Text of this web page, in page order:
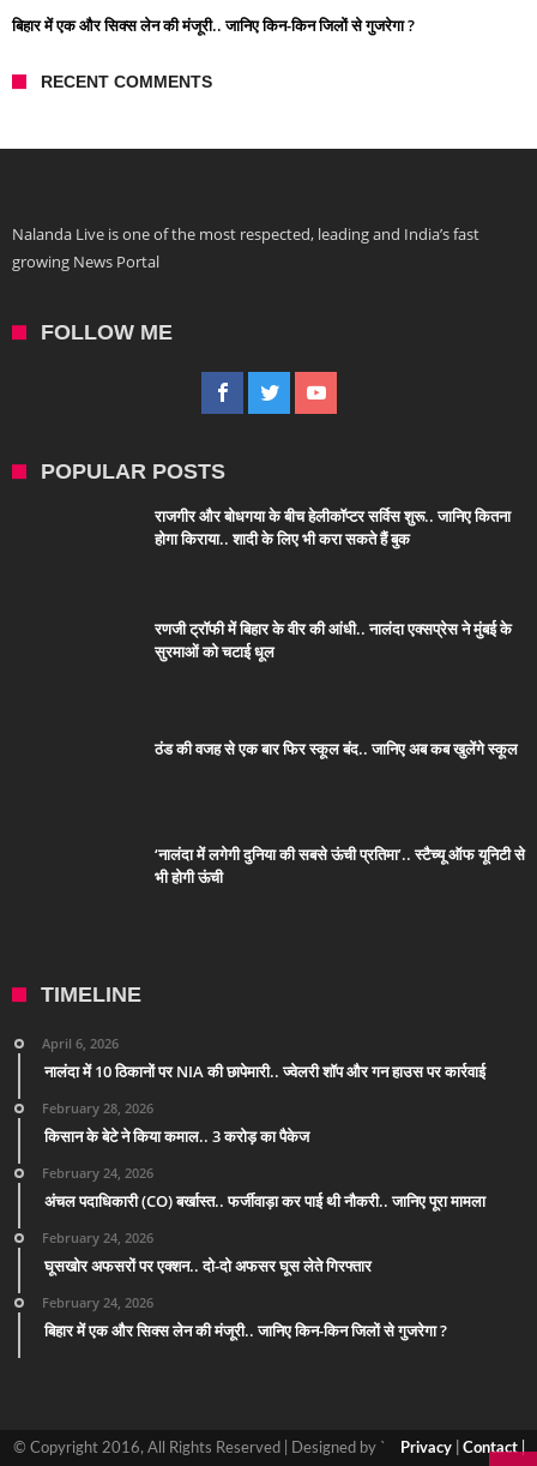
बिहार में एक और सिक्स लेन की मंजूरी.. जानिए किन-किन जिलों से गुजरेगा ?
RECENT COMMENTS
Nalanda Live is one of the most respected, leading and India’s fast
growing News Portal
FOLLOW ME
POPULAR POSTS
राजगीर और बोधगया के बीच हेलीकॉप्टर सर्विस शुरू.. जानिए कितना
होगा किराया.. शादी के लिए भी करा सकते हैं बुक
रणजी ट्रॉफी में बिहार के वीर की आंधी.. नालंदा एक्सप्रेस ने मुंबई के
सुरमाओं को चटाई धूल
ठंड की वजह से एक बार फिर स्कूल बंद.. जानिए अब कब खुलेंगे स्कूल
‘नालंदा में लगेगी दुनिया की सबसे ऊंची प्रतिमा’.. स्टैच्यू ऑफ यूनिटी से
भी होगी ऊंची
TIMELINE
April 6, 2026
नालंदा में 10 ठिकानों पर NIA की छापेमारी.. ज्वेलरी शॉप और गन हाउस पर कार्रवाई
February 28, 2026
किसान के बेटे ने किया कमाल.. 3 करोड़ का पैकेज
February 24, 2026
अंचल पदाधिकारी (CO) बर्खास्त.. फर्जीवाड़ा कर पाई थी नौकरी.. जानिए पूरा मामला
February 24, 2026
घूसखोर अफसरों पर एक्शन.. दो-दो अफसर घूस लेते गिरफ्तार
February 24, 2026
बिहार में एक और सिक्स लेन की मंजूरी.. जानिए किन-किन जिलों से गुजरेगा ?
© Copyright 2016, All Rights Reserved | Designed by ` Privacy| Contact |